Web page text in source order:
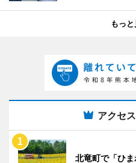
もっ
アクセ
北竜町で「ひ